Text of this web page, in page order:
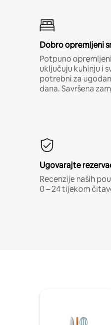
Dobro opremljeni
Potpuno
uključuju kuhinju i
potrebni za
dana. Savršena
Ugovarajte
Recenzije naših
0 – 24 tijekom